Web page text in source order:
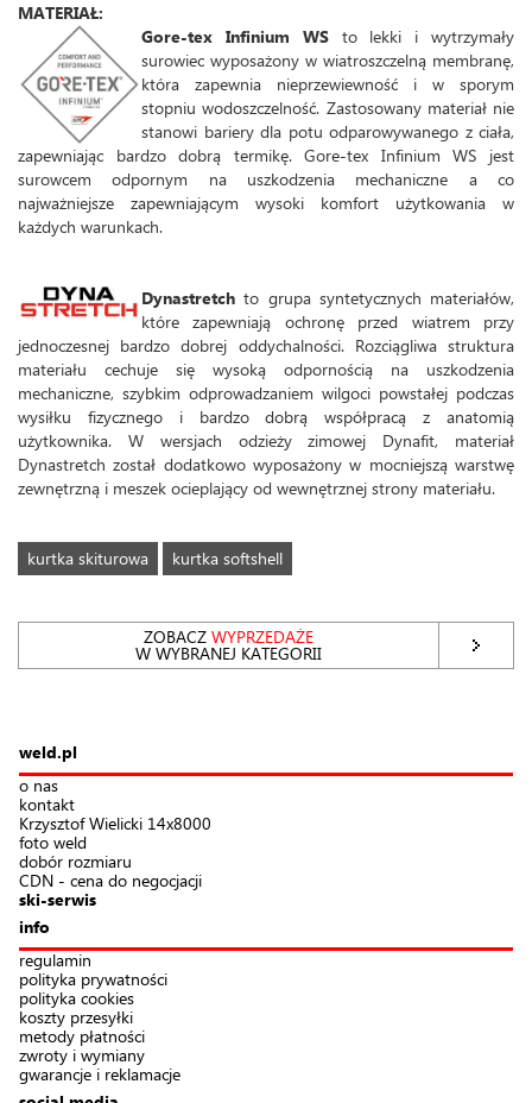
MATERIAŁ:
Gore-tex Infinium WSto lekki i wytrzymały
surowiec wyposażony w wiatroszczelną membranę,
która zapewnia nieprzewiewność i w sporym
stopniu wodoszczelność. Zastosowany materiał nie
stanowi bariery dla potu odparowywanego z ciała,
zapewniając bardzo dobrą termikę. Gore-tex Infinium WS jest
surowcem odpornym na uszkodzenia mechaniczne a co
najważniejsze zapewniającym wysoki komfort użytkowania w
każdych warunkach.
Dynastretch to grupa syntetycznych materiałów,
które zapewniają ochronę przed wiatrem przy
jednoczesnej bardzo dobrej oddychalności. Rozciągliwa struktura
materiału cechuje się wysoką odpornością na uszkodzenia
mechaniczne, szybkim odprowadzaniem wilgoci powstałej podczas
wysiłku fizycznego i bardzo dobrą współpracą z anatomią
użytkownika. W wersjach odzieży zimowej Dynafit, materiał
Dynastretch został dodatkowo wyposażony w mocniejszą warstwę
zewnętrzną i meszek ocieplający od wewnętrznej strony materiału.
kurtka skiturowa kurtka softshell
ZOBACZWYPRZEDAŻE
W WYBRANEJ KATEGORII
weld.pl
o nas
kontakt
Krzysztof Wielicki 14x8000
foto weld
dobór rozmiaru
CDN - cena do negocjacji
ski-serwis
info
regulamin
polityka prywatności
polityka cookies
koszty przesyłki
metody płatności
zwroty i wymiany
gwarancje i reklamacje